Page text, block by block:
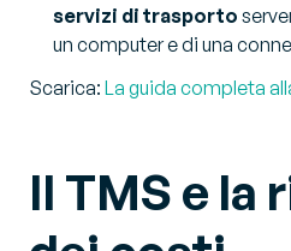
servizi di trasporto
un computer e di una
Scarica: La guida completa
Il TMS e la